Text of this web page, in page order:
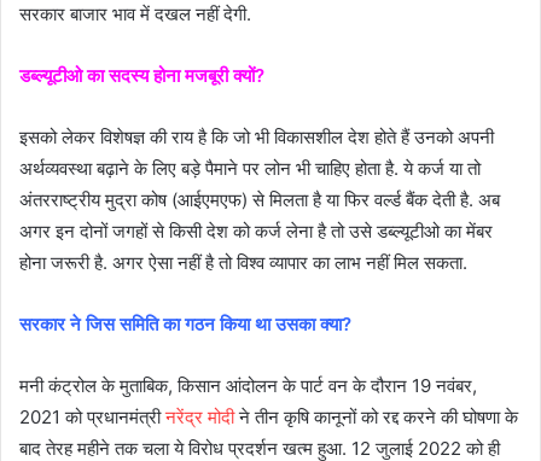
सरकार बाजार भाव में दखल नहीं देगी.
डब्ल्यूटीओ का सदस्य होना मजबूरी क्यों?
इसको लेकर विशेषज्ञ की राय है कि जो भी विकासशील देश होते हैं उनको अपनी
अर्थव्यवस्था बढ़ाने के लिए बड़े पैमाने पर लोन भी चाहिए होता है. ये कर्ज या तो
अंतरराष्ट्रीय मुद्रा कोष (आईएमएफ) से मिलता है या फिर वर्ल्ड बैंक देती है. अब
अगर इन दोनों जगहों से किसी देश को कर्ज लेना है तो उसे डब्ल्यूटीओ का मेंबर
होना जरूरी है. अगर ऐसा नहीं है तो विश्व व्यापार का लाभ नहीं मिल सकता.
सरकार ने जिस समिति का गठन किया था उसका क्या?
मनी कंट्रोल के मुताबिक, किसान आंदोलन के पार्ट वन के दौरान 19 नवंबर,
2021 को प्रधानमंत्रीनरेंद्र मोदीने तीन कृषि कानूनों को रद्द करने की घोषणा के
बाद तेरह महीने तक चला ये विरोध प्रदर्शन खत्म हुआ. 12 जुलाई 2022 को ही